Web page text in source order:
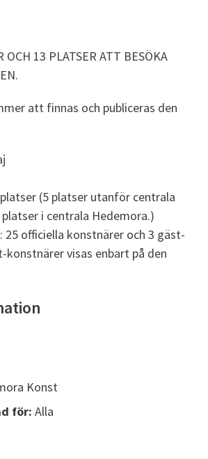
OCH 13 PLATSER ATT BESÖKA
att finnas och publiceras den
(5 platser utanför centrala
i centrala Hedemora.)
25 officiella konstnärer och 3 gäst-
konstnärer visas enbart på den
Konst
för: Alla